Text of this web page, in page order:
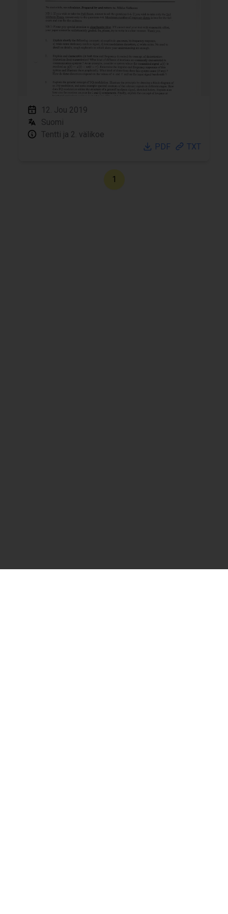
12. Jou 2019
Suomi
Tentti ja 2. välikoe
PDF
TXT
1